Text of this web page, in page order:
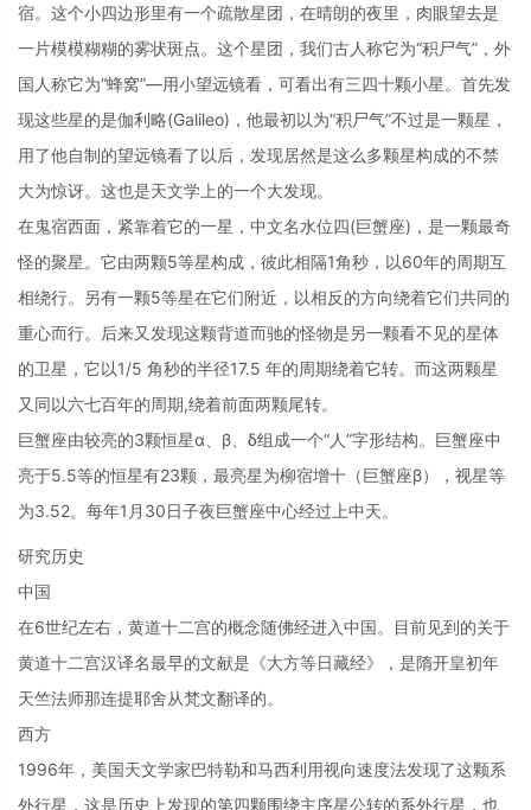
宿。这个小四边形里有一个疏散星团，在晴朗的夜里，肉眼望去是
一片模模糊糊的雾状斑点。这个星团，我们古人称它为“积尸气”，外
国人称它为“蜂窝”—用小望远镜看，可看出有三四十颗小星。首先发
现这些星的是伽利略(Galileo)，他最初以为“积尸气”不过是一颗星，
用了他自制的望远镜看了以后，发现居然是这么多颗星构成的不禁
大为惊讶。这也是天文学上的一个大发现。
在鬼宿西面，紧靠着它的一星，中文名水位四(巨蟹座)，是一颗最奇
怪的聚星。它由两颗5等星构成，彼此相隔1角秒，以60年的周期互
相绕行。另有一颗5等星在它们附近，以相反的方向绕着它们共同的
重心而行。后来又发现这颗背道而驰的怪物是另一颗看不见的星体
的卫星，它以1/5 角秒的半径17.5 年的周期绕着它转。而这两颗星
又同以六七百年的周期,绕着前面两颗尾转。
巨蟹座由较亮的3颗恒星α、β、δ组成一个“人”字形结构。巨蟹座中
亮于5.5等的恒星有23颗，最亮星为柳宿增十（巨蟹座β），视星等
为3.52。每年1月30日子夜巨蟹座中心经过上中天。
研究历史
中国
在6世纪左右，黄道十二宫的概念随佛经进入中国。目前见到的关于
黄道十二宫汉译名最早的文献是《大方等日藏经》，是隋开皇初年
天竺法师那连提耶舍从梵文翻译的。
西方
1996年，美国天文学家巴特勒和马西利用视向速度法发现了这颗系
外行星，这是历史上发现的第四颗围绕主序星公转的系外行星，也